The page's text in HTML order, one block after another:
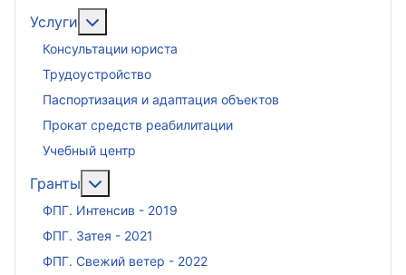
Услуги
Консультации юриста
Трудоустройство
Паспортизация и адаптация объектов
Прокат средств реабилитации
Учебный центр
Гранты
ФПГ. Интенсив - 2019
ФПГ. Затея - 2021
ФПГ. Свежий ветер - 2022